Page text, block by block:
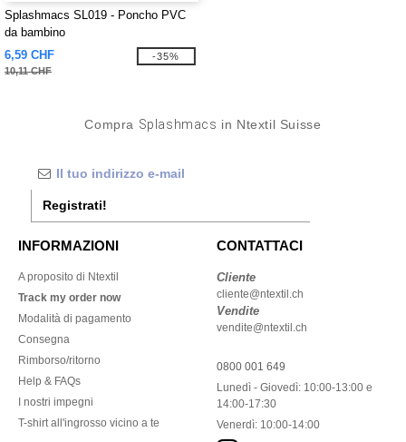
Splashmacs SL019 - Poncho PVC
da bambino
6,59 CHF
10,11 CHF
-35%
Compra Splashmacs in Ntextil Suisse
Registrati!
INFORMAZIONI
A proposito di Ntextil
Track my order now
Modalità di pagamento
Consegna
Rimborso/ritorno
Help & FAQs
I nostri impegni
T-shirt all'ingrosso vicino a te
CONTATTACI
Cliente
cliente@ntextil.ch
Vendite
vendite@ntextil.ch
0800 001 649
Lunedì - Giovedì: 10:00-13:00 e
14:00-17:30
Venerdì: 10:00-14:00